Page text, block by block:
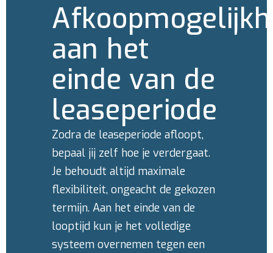
aan het
einde van de
leaseperiode
Zodra de leaseperiode afloopt,
bepaal jij zelf hoe je verdergaat.
Je behoudt altijd maximale
flexibiliteit, ongeacht de gekozen
termijn. Aan het einde van de
looptijd kun je het volledige
systeem overnemen tegen een